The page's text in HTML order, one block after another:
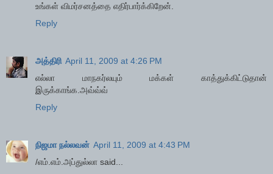
உங்கள் விமர்சனத்தை எதிர்பார்க்கிறேன்.
Reply
அத்திரி April 11, 2009 at 4:26 PM
எல்லா மாநகர்லயும் மக்கள் காத்துக்கிட்டுதான்
இருக்காங்க.அவ்வ்வ்
Reply
நிஜமா நல்லவன் April 11, 2009 at 4:43 PM
/எம்.எம்.அப்துல்லா said...